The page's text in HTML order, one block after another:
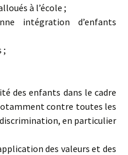
à l’école ;
intégration d’enfants
;
des enfants dans le cadre
contre toutes les
en particulier
des valeurs et des